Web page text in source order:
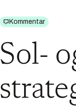
Kommentar
Sol-